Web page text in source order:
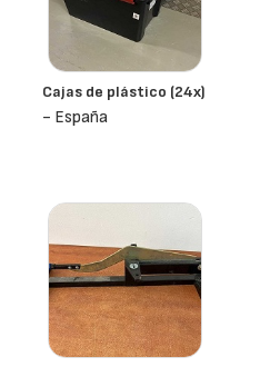
Cajas de plástico (24x)
- España